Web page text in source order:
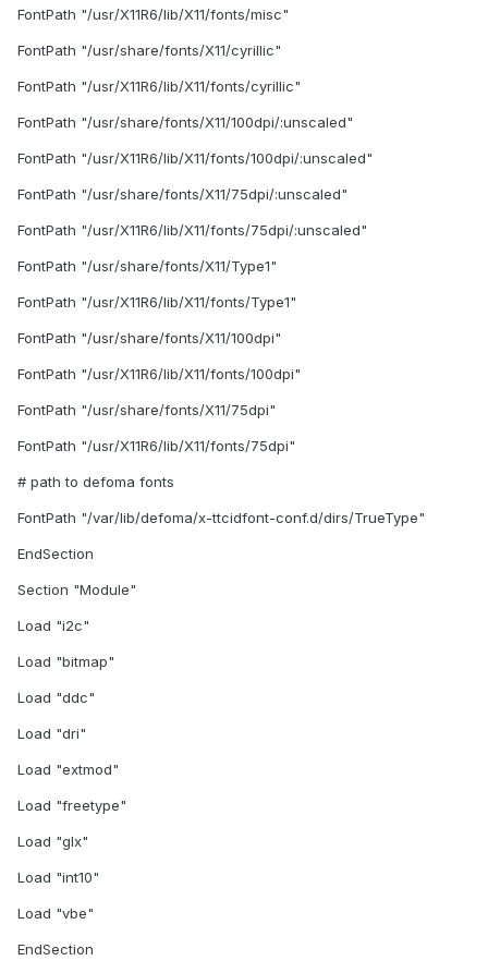
FontPath "/usr/X11R6/lib/X11/fonts/misc"
FontPath "/usr/share/fonts/X11/cyrillic"
FontPath "/usr/X11R6/lib/X11/fonts/cyrillic"
FontPath "/usr/share/fonts/X11/100dpi/:unscaled"
FontPath "/usr/X11R6/lib/X11/fonts/100dpi/:unscaled"
FontPath "/usr/share/fonts/X11/75dpi/:unscaled"
FontPath "/usr/X11R6/lib/X11/fonts/75dpi/:unscaled"
FontPath "/usr/share/fonts/X11/Type1"
FontPath "/usr/X11R6/lib/X11/fonts/Type1"
FontPath "/usr/share/fonts/X11/100dpi"
FontPath "/usr/X11R6/lib/X11/fonts/100dpi"
FontPath "/usr/share/fonts/X11/75dpi"
FontPath "/usr/X11R6/lib/X11/fonts/75dpi"
# path to defoma fonts
FontPath "/var/lib/defoma/x-ttcidfont-conf.d/dirs/TrueType"
EndSection
Section "Module"
Load "i2c"
Load "bitmap"
Load "ddc"
Load "dri"
Load "extmod"
Load "freetype"
Load "glx"
Load "int10"
Load "vbe"
EndSection